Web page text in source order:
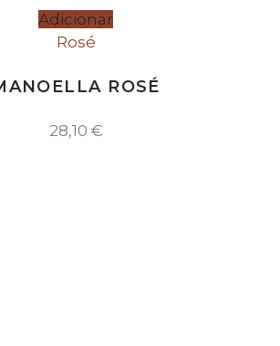
Adicionar
Rosé
ROSÉ
28,10 €